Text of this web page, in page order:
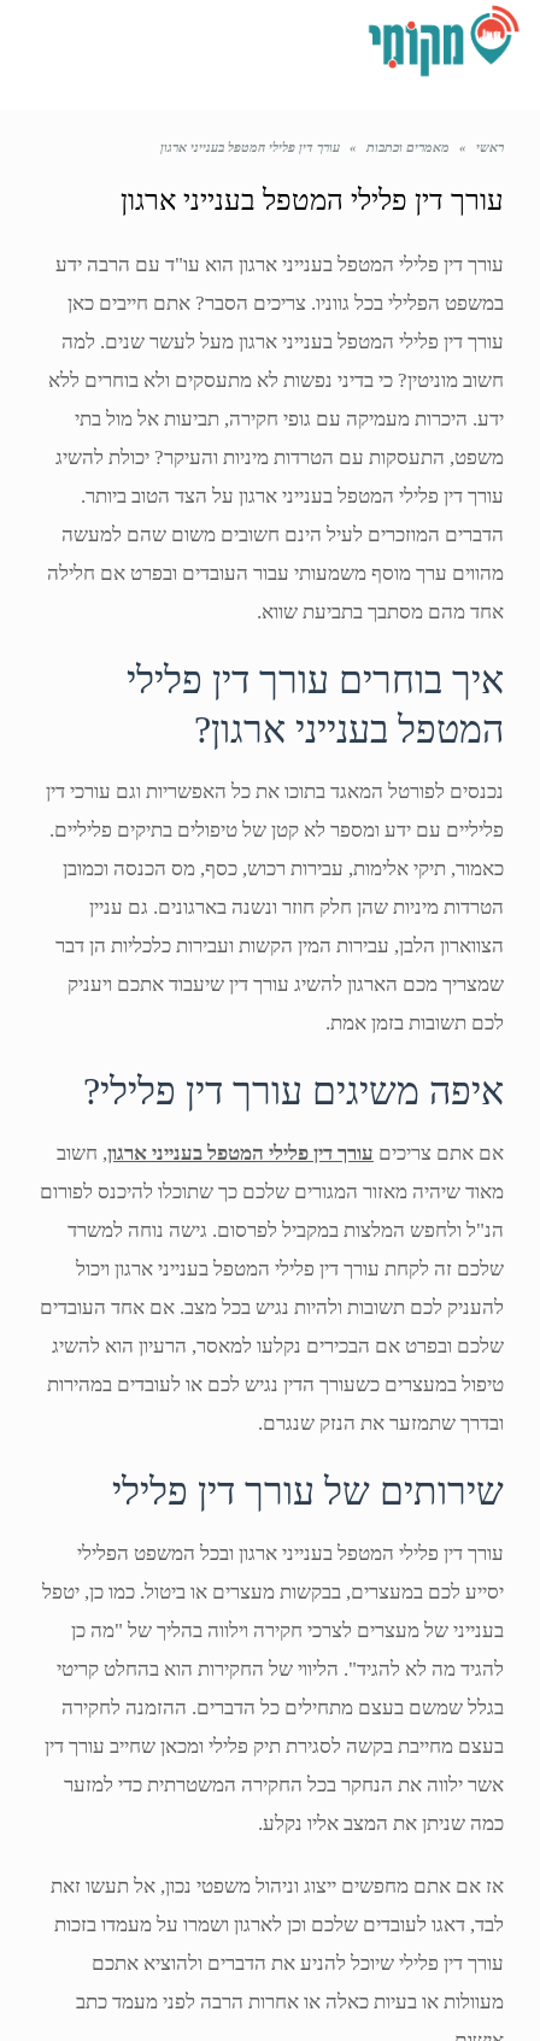
ראשי » מאמרים וכתבות » עורך דין פלילי המטפל בענייני ארגון
עורך דין פלילי המטפל בענייני ארגון
עורך דין פלילי המטפל בענייני ארגון הוא עו"ד עם הרבה ידע
במשפט הפלילי בכל גווניו. צריכים הסבר? אתם חייבים כאן
עורך דין פלילי המטפל בענייני ארגון מעל לעשר שנים. למה
חשוב מוניטין? כי בדיני נפשות לא מתעסקים ולא בוחרים ללא
ידע. היכרות מעמיקה עם גופי חקירה, תביעות אל מול בתי
משפט, התעסקות עם הטרדות מיניות והעיקר? יכולת להשיג
עורך דין פלילי המטפל בענייני ארגון על הצד הטוב ביותר.
הדברים המוזכרים לעיל הינם חשובים משום שהם למעשה
מהווים ערך מוסף משמעותי עבור העובדים ובפרט אם חלילה
אחד מהם מסתבך בתביעת שווא.
איך בוחרים עורך דין פלילי
המטפל בענייני ארגון?
נכנסים לפורטל המאגד בתוכו את כל האפשריות וגם עורכי דין
פליליים עם ידע ומספר לא קטן של טיפולים בתיקים פליליים.
כאמור, תיקי אלימות, עבירות רכוש, כסף, מס הכנסה וכמובן
הטרדות מיניות שהן חלק חוזר ונשנה בארגונים. גם עניין
הצווארון הלבן, עבירות המין הקשות ועבירות כלכליות הן דבר
שמצריך מכם הארגון להשיג עורך דין שיעבוד אתכם ויעניק
לכם תשובות בזמן אמת.
איפה משיגים עורך דין פלילי?
אם אתם צריכים עורך דין פלילי המטפל בענייני ארגון, חשוב
מאוד שיהיה מאזור המגורים שלכם כך שתוכלו להיכנס לפורום
הנ"ל ולחפש המלצות במקביל לפרסום. גישה נוחה למשרד
שלכם זה לקחת עורך דין פלילי המטפל בענייני ארגון ויכול
להעניק לכם תשובות ולהיות נגיש בכל מצב. אם אחד העובדים
שלכם ובפרט אם הבכירים נקלעו למאסר, הרעיון הוא להשיג
טיפול במעצרים כשעורך הדין נגיש לכם או לעובדים במהירות
ובדרך שתמזער את הנזק שנגרם.
שירותים של עורך דין פלילי
עורך דין פלילי המטפל בענייני ארגון ובכל המשפט הפלילי
יסייע לכם במעצרים, בבקשות מעצרים או ביטול. כמו כן, יטפל
בענייני של מעצרים לצרכי חקירה וילווה בהליך של "מה כן
להגיד מה לא להגיד". הליווי של החקירות הוא בהחלט קריטי
בגלל שמשם בעצם מתחילים כל הדברים. ההזמנה לחקירה
בעצם מחייבת בקשה לסגירת תיק פלילי ומכאן שחייב עורך דין
אשר ילווה את הנחקר בכל החקירה המשטרתית כדי למזער
כמה שניתן את המצב אליו נקלע.
אז אם אתם מחפשים ייצוג וניהול משפטי נכון, אל תעשו זאת
לבד, דאגו לעובדים שלכם וכן לארגון ושמרו על מעמדו בזכות
עורך דין פלילי שיוכל להניע את הדברים ולהוציא אתכם
מעוולות או בעיות כאלה או אחרות הרבה לפני מעמד כתב